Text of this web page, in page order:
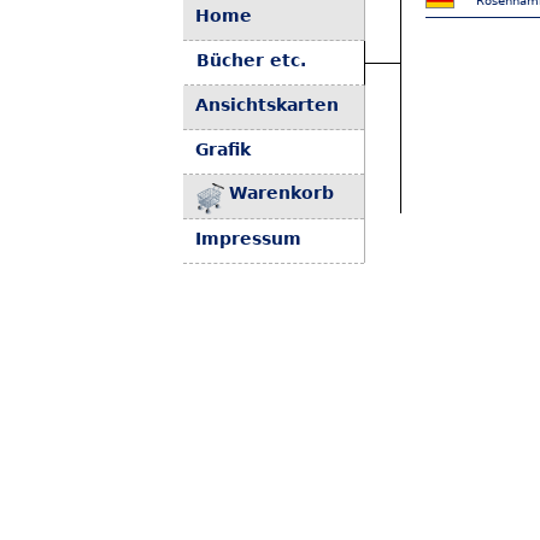
Home
Bücher etc.
Ansichtskarten
Grafik
Warenkorb
Impressum